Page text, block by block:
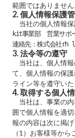
範囲ではありません
2. 個人情報保護
当社の個人情報保
kit事業部　営業サポ
連絡先：株式会社rh
3. 法令等の遵守
当社は、個人情報
て、個人情報の保
ライン等を遵守いた
4. 取得する個人
当社は、事業の内
囲で個人情報を適
報の内容は次に掲げ
（1）お客様等か